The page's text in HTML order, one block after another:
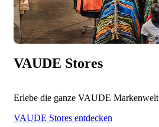
VAUDE Stores
Erlebe die ganze VAUDE Markenwelt
VAUDE Stores entdecken